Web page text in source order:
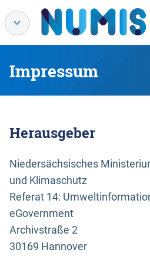
Impressum
Herausgeber
Niedersächsisches
und Klimaschutz
Referat 14:
eGovernment
Archivstraße 2
30169 Hannover